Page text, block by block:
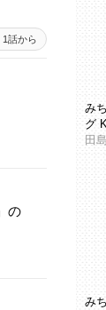
1話から
の
み
グ
田
み